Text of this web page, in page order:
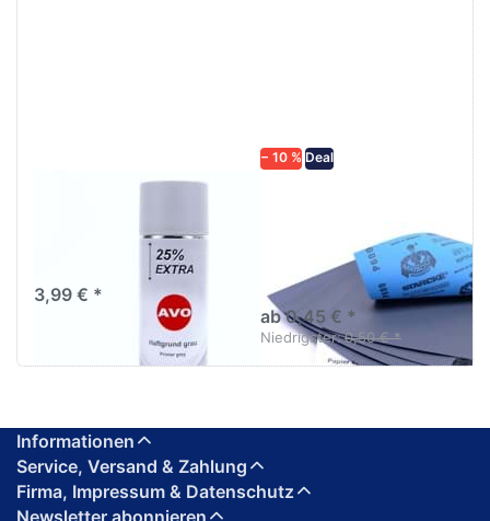
3,99 € *
− 10 % Deal
diversen Körnungen
Nass-Schleifpapier zur nass
und trocken anwendung
ab 0,45 € *
Niedrigster:0,50 € *
Informationen
Service, Versand & Zahlung
Firma, Impressum & Datenschutz
Newsletter abonnieren